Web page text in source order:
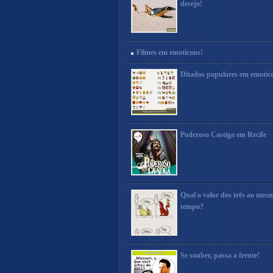
desejo!
Filmes em emoticons!
Ditados populares em
Poderoso Castiga em Recife
Qual o valor dos três ao
tempo?
Se souber, passa a frente!